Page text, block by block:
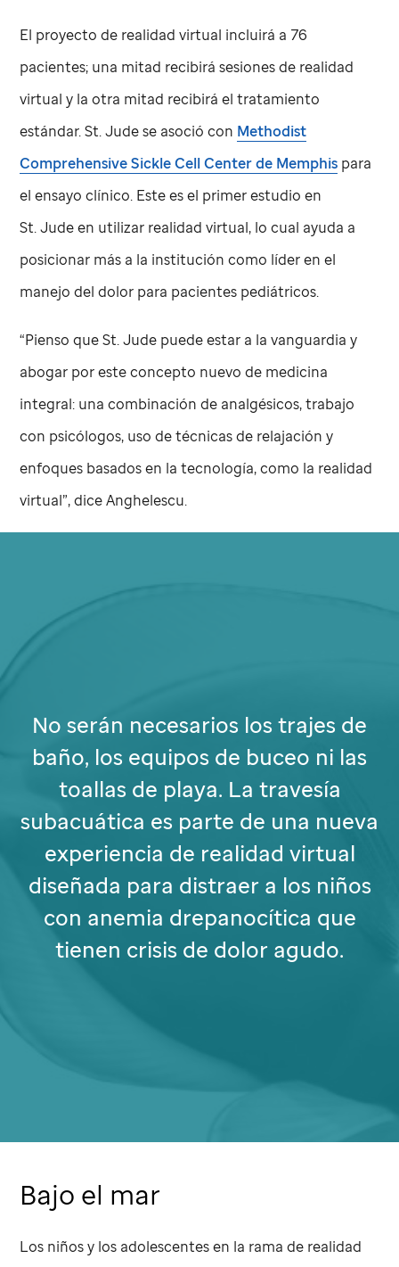
El proyecto de realidad virtual incluirá a 76
pacientes; una mitad recibirá sesiones de realidad
virtual y la otra mitad recibirá el tratamiento
estándar.St. Judese asoció con Methodist
Comprehensive Sickle Cell Center de Memphis para
el ensayo clínico. Este es el primer estudio en
St. Judeen utilizar realidad virtual, lo cual ayuda a
posicionar más a la institución como líder en el
manejo del dolor para pacientes pediátricos.
“Pienso queSt. Jude puede estar a la vanguardia y
abogar por este concepto nuevo de medicina
integral: una combinación de analgésicos, trabajo
con psicólogos, uso de técnicas de relajación y
enfoques basados en la tecnología, como la realidad
virtual”, dice Anghelescu.
No serán necesarios los trajes de
baño, los equipos de buceo ni las
toallas de playa. La travesía
subacuática es parte de una nueva
experiencia de realidad virtual
diseñada para distraer a los niños
con anemia drepanocítica que
tienen crisis de dolor agudo.
Bajo el mar
Los niños y los adolescentes en la rama de realidad